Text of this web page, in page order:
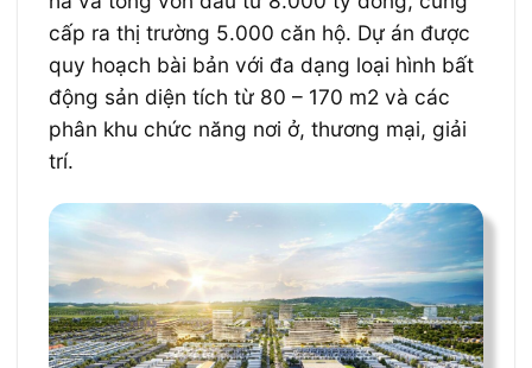
cấp ra thị trường 5.000 căn hộ. Dự án được
quy hoạch bài bản với đa dạng loại hình bất
động sản diện tích từ 80 – 170 m2 và các
phân khu chức năng nơi ở, thương mại, giải
trí.